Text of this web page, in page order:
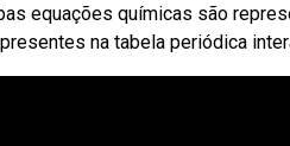
equações químicas são
na tabela periódica